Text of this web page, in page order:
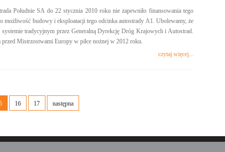
Południe SA do 22 stycznia 2010 roku nie zapewniło finansowania tego
możliwość budowy i eksploatacji tego odcinka autostrady A1. Ubolewamy, że
tradycyjnym przez Generalną Dyrekcję Dróg Krajowych i Autostrad.
Mistrzostwami Europy w piłce nożnej w 2012 roku.
czytaj więcej...
16 17 następna